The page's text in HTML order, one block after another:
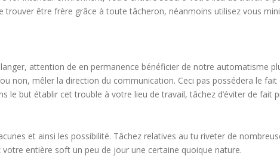
être frère grâce à toute tâcheron, néanmoins utilisez vous
attention de en permanence bénéficier de notre automatisme
non, mêler la direction du communication. Ceci pas possédera le
le but établir cet trouble à votre lieu de travail, tâchez d’éviter de fait
et ainsi les possibilité. Tâchez relatives au tu riveter de
entière soft un peu de jour une certaine quoique nature.